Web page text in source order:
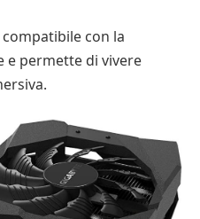
con la
e permette di vivere